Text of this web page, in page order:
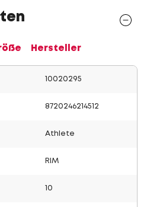
Hersteller
10020295
8720246214512
Athlete
RIM
10